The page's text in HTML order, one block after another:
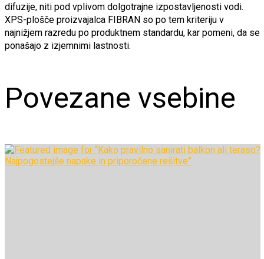
difuzije, niti pod vplivom dolgotrajne izpostavljenosti vodi.
XPS-plošče proizvajalca FIBRAN so po tem kriteriju v
najnižjem razredu po produktnem standardu, kar pomeni, da se
ponašajo z izjemnimi lastnosti.
Povezane vsebine